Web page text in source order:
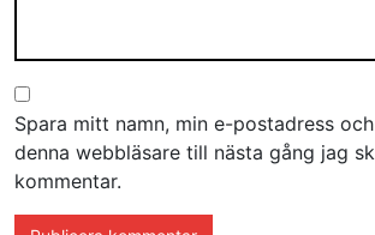
Spara mitt namn, min e-postadress
denna webbläsare till nästa gång jag
kommentar.